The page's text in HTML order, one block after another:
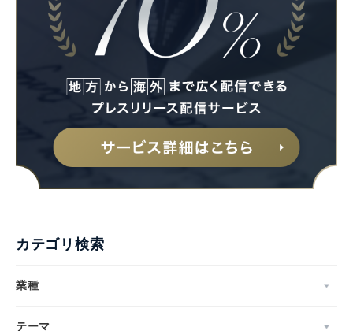
カテゴリ検索
業種
テーマ